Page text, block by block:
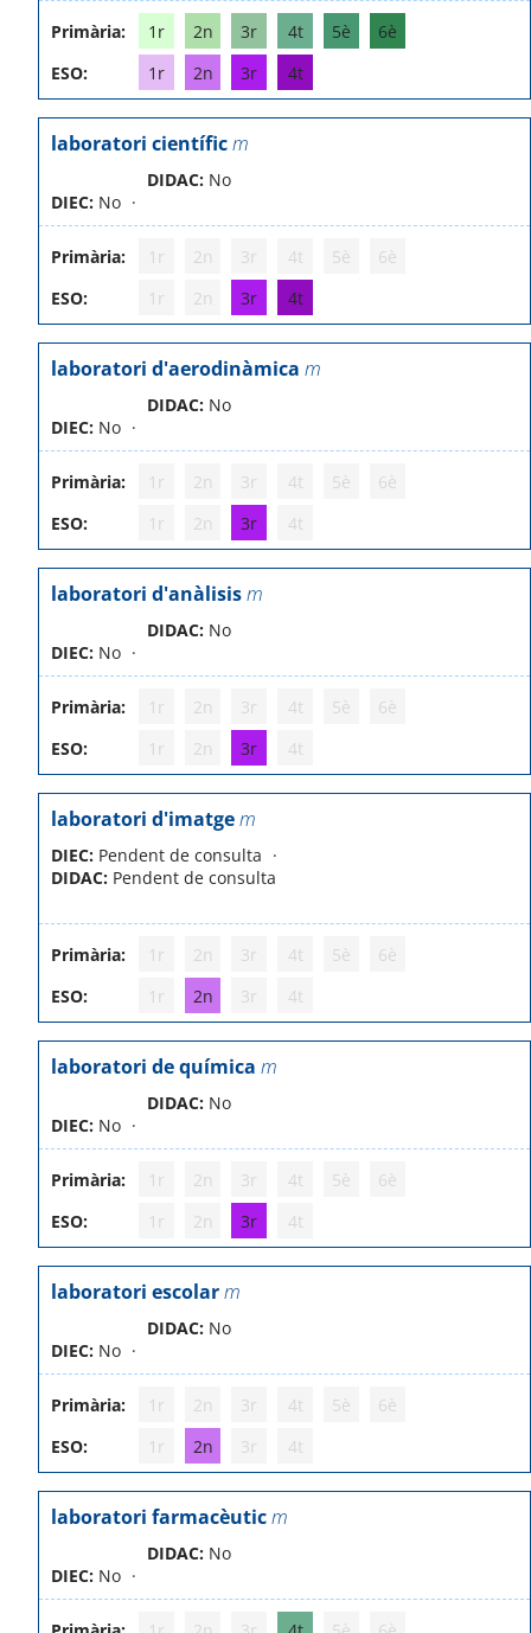
Primària: 1r 2n 3r 4t 5è
6è
ESO:
1r 2n 3r 4t
laboratori científicm
DIEC: No
DIDAC: No
Primària: 1r 2n 3r 4t 5è
6è
ESO:
1r 2n 3r 4t
laboratori d'aerodinàmica m
DIEC: No
DIDAC: No
Primària: 1r 2n 3r 4t 5è
6è
ESO:
1r 2n 3r 4t
laboratori d'anàlisism
DIEC: No
DIDAC: No
Primària: 1r 2n 3r 4t 5è
6è
ESO:
1r 2n 3r 4t
laboratori d'imatgem
DIEC: Pendent de consulta
DIDAC: Pendent de consulta
Primària: 1r 2n 3r 4t 5è
6è
ESO:
1r 2n 3r 4t
laboratori de química m
DIEC: No
DIDAC: No
Primària: 1r 2n 3r 4t 5è
6è
ESO:
1r 2n 3r 4t
laboratori escolarm
DIEC: No
DIDAC: No
Primària: 1r 2n 3r 4t 5è
6è
ESO:
1r 2n 3r 4t
laboratori farmacèuticm
DIEC: No
DIDAC: No